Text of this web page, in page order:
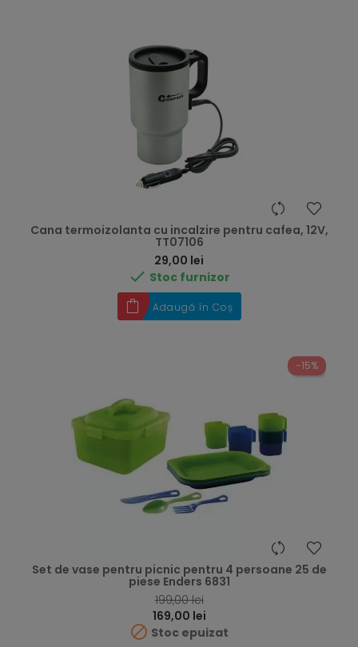
Cana termoizolanta cu incalzire pentru cafea, 12V,
TT07106
29,00 lei
 Stoc furnizor
Adaugă în Coș
-15%
Set de vase pentru picnic pentru 4 persoane 25 de
piese Enders 6831
199,00 lei
169,00 lei
 Stoc epuizat